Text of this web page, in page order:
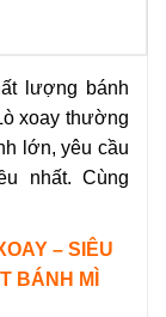
mì
Nam và Trung
hoàn hảo
nướng bánh mì!
bằng cách
lượng bánh
xoay thường
lớn, yêu cầu
nhất. Cùng
– SIÊU
BÁNH MÌ